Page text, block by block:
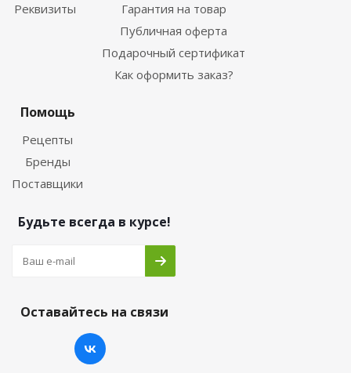
Реквизиты
Гарантия на товар
Публичная оферта
Подарочный сертификат
Как оформить заказ?
Помощь
Рецепты
Бренды
Поставщики
Будьте всегда в курсе!
Оставайтесь на связи